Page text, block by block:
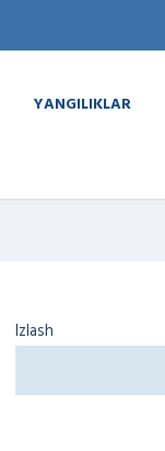
YANGILIKLAR
Izlash